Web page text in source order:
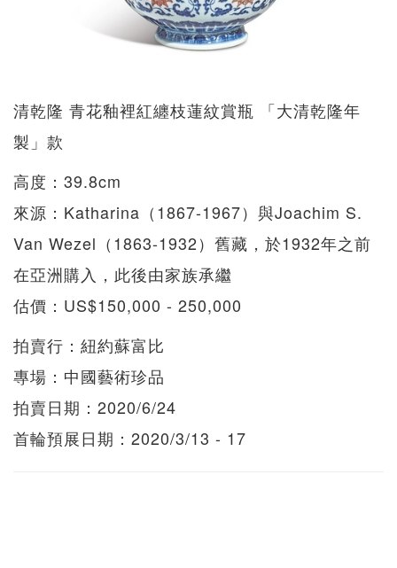
清乾隆 青花釉裡紅纏枝蓮紋賞瓶 「大清乾隆年
製」款
高度：39.8cm
來源：Katharina（1867-1967）與Joachim S.
Van Wezel（1863-1932）舊藏，於1932年之前
在亞洲購入，此後由家族承繼
估價：US$150,000 - 250,000
拍賣行：紐約蘇富比
專場：中國藝術珍品
拍賣日期：2020/6/24
首輪預展日期：2020/3/13 - 17